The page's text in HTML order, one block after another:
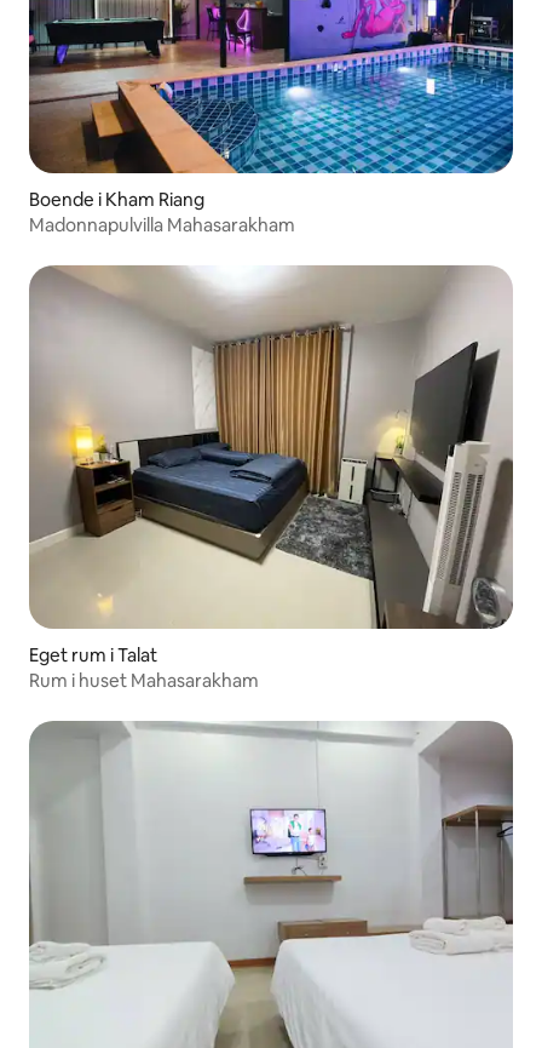
Boende i Kham Riang
Madonnapulvilla Mahasarakham
Eget rum i Talat
Rum i huset Mahasarakham